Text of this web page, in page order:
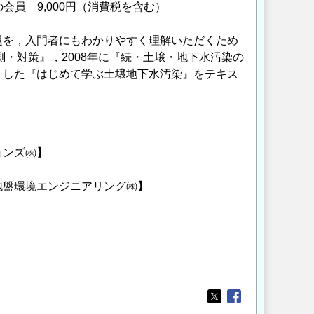
員 9,000円（消費税を含む）
，入門者にもわかりやすく理解いただくため
対策』，2008年に『続・土壌・地下水汚染の
た『はじめて学ぶ土壌地下水汚染』をテキス
ズ㈱】
境エンジニアリング㈱】
Opens in a new
Opens in a new